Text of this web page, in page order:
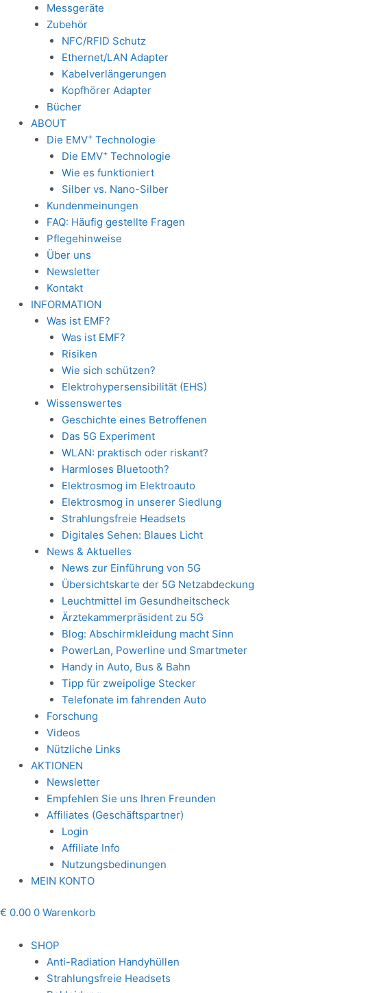
Messgeräte
Zubehör
NFC/RFID Schutz
Ethernet/LAN Adapter
Kabelverlängerungen
Kopfhörer Adapter
Bücher
ABOUT
Die EMV+Technologie
Die EMV+ Technologie
Wie es funktioniert
Silber vs. Nano-Silber
Kundenmeinungen
FAQ: Häufig gestellte Fragen
Pflegehinweise
Über uns
Newsletter
Kontakt
INFORMATION
Was ist EMF?
Was ist EMF?
Risiken
Wie sich schützen?
Elektrohypersensibilität (EHS)
Wissenswertes
Geschichte eines Betroffenen
Das 5G Experiment
WLAN: praktisch oder riskant?
Harmloses Bluetooth?
Elektrosmog im Elektroauto
Elektrosmog in unserer Siedlung
Strahlungsfreie Headsets
Digitales Sehen: Blaues Licht
News & Aktuelles
News zur Einführung von 5G
Übersichtskarte der 5G Netzabdeckung
Leuchtmittel im Gesundheitscheck
Ärztekammerpräsident zu 5G
Blog: Abschirmkleidung macht Sinn
PowerLan, Powerline und Smartmeter
Handy in Auto, Bus & Bahn
Tipp für zweipolige Stecker
Telefonate im fahrenden Auto
Forschung
Videos
Nützliche Links
AKTIONEN
Newsletter
Empfehlen Sie uns Ihren Freunden
Affiliates (Geschäftspartner)
Login
Affiliate Info
Nutzungsbedinungen
MEIN KONTO
€ 0.00 0 Warenkorb
SHOP
Anti-Radiation Handyhüllen
Strahlungsfreie Headsets